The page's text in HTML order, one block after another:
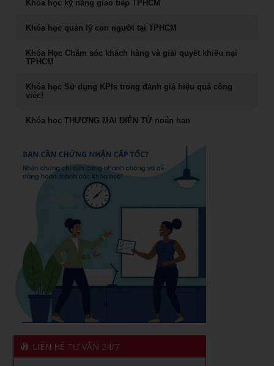
Khóa học Marketing Digital
khoá học Kỹ Năng Phỏng Vấn Tuyển Dụng
Rèn Luyện Văn Phong Của CEO
Đào tạo Marketing Online Cấp Tốc
Khóa học phong thủy ứng dụng dành cho doanh nhân
khóa học Livestream bán hàng đỉnh cao
Chiến lược dẫn đầu và hệ vận hành 7S
Khóa học Quản Đốc Sản Xuất
Khóa học đào tạo giảng viên nội bộ
Khóa học Trưởng Phòng Kinh Doanh Chuyên Nghiệp
Khóa học nâng cao năng lực Quản Trị cho Quản Lý Cấp
Phân tích hiệu quả đầu tư vốn cho doanh nghiệp
Khóa học kỹ năng giao tiếp hiệu quả
Khóa học kỹ năng giao tiếp TPHCM
Khóa học quản lý con người tại TPHCM
Khóa Học Chăm sóc khách hàng và giải quyết khiếu nại
TPHCM
Khóa học Sử dụng KPIs trong đánh giá hiệu quả công
việc!
Khóa học THƯƠNG MẠI ĐIỆN TỬ ngắn hạn
Cách đăng bán hàng trên Facebook hiệu quả
Khóa học livestream bán hàng chuyên nghiệp
Khóa học giám đốc kênh phân phối tại TPHCM
Khóa học giám đốc chuỗi bán Lẻ tại TPHCM
Khóa Học Marketing Digital Tại HCM
Khóa Học Đào tạo Marketing Online Cấp Tốc tại HCM
CEO & chiến lược tái cơ cấu doanh nghiệp sau khủng
LIÊN HỆ TƯ VẤN 24/7